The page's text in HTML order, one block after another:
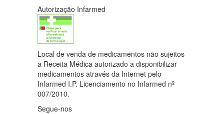
Autorização Infarmed
Local de venda de medicamentos não sujeitos
a Receita Médica autorizado a disponibilizar
medicamentos através da Internet pelo
Infarmed I.P. Licenciamento no Infarmed nº
007/2010.
Segue-nos